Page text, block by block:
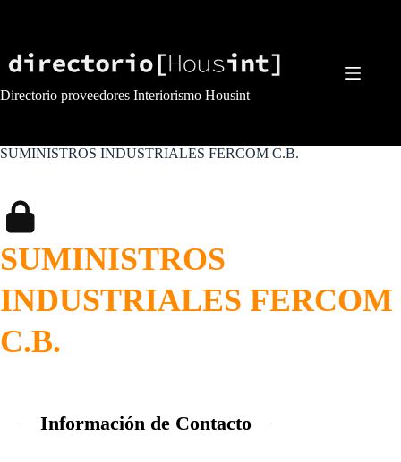
Directorio proveedores Interiorismo Housint
SUMINISTROS INDUSTRIALES FERCOM C.B.
SUMINISTROS
INDUSTRIALES FERCOM
C.B.
Información de Contacto